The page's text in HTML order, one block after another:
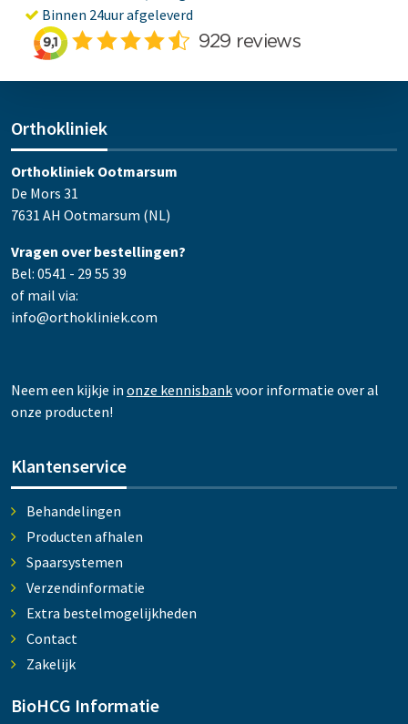
Binnen 24uur afgeleverd
Orthokliniek
Orthokliniek Ootmarsum
De Mors 31
7631 AH Ootmarsum (NL)
Vragen over bestellingen?
Bel: 0541 - 29 55 39
of mail via:
info@orthokliniek.com
Neem een kijkje in onze kennisbankvoor informatie over al
onze producten!
Klantenservice
Behandelingen
Producten afhalen
Spaarsystemen
Verzendinformatie
Extra bestelmogelijkheden
Contact
Zakelijk
BioHCG Informatie